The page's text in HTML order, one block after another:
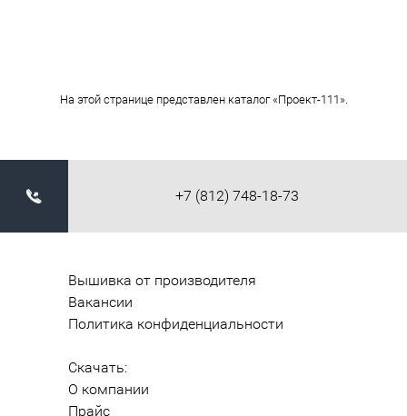
На этой странице представлен каталог «Проект-111».
+7 (812) 748-18-73
Вышивка от производителя
Вакансии
Политика конфиденциальности
Скачать:
О компании
Прайс